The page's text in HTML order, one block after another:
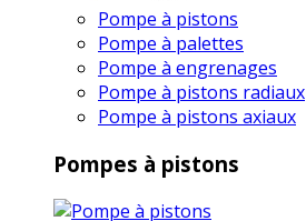
Pompe à pistons
Pompe à palettes
Pompe à engrenages
Pompe à pistons radiaux
Pompe à pistons axiaux
Pompes à pistons